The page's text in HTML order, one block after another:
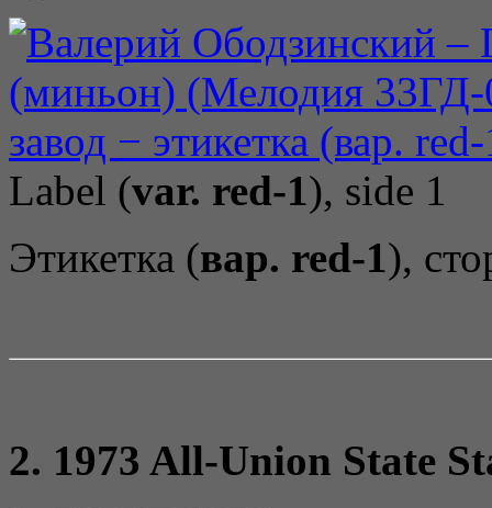
Label (var. red-1), side 1
Этикетка (вар. red-1),
2. 1973 All-Union State